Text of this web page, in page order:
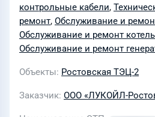
контрольные кабели,
ремонт, Обслуживание и
Обслуживание и ремонт
Обслуживание и ремонт
Объекты Ростовская ТЭЦ-2
Заказчик ООО «ЛУКОЙЛ-